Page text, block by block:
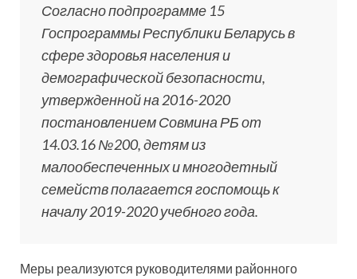
Согласно подпрограмме 15
Госпрограммы Республики Беларусь в
сфере здоровья населения и
демографической безопасности,
утвержденной на 2016-2020
постановлением Совмина РБ от
14.03.16 №200, детям из
малообеспеченных и многодетный
семейств полагается госпомощь к
началу 2019-2020 учебного года.
Меры реализуются руководителями районного